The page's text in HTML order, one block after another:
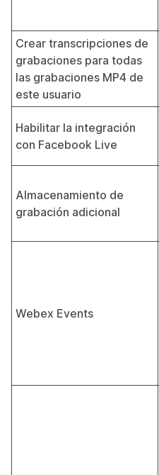
Crear transcripciones de
grabaciones para todas
las grabaciones MP4 de
este usuario
Habilitar la integración
con Facebook Live
Almacenamiento de
grabación adicional
Webex Events